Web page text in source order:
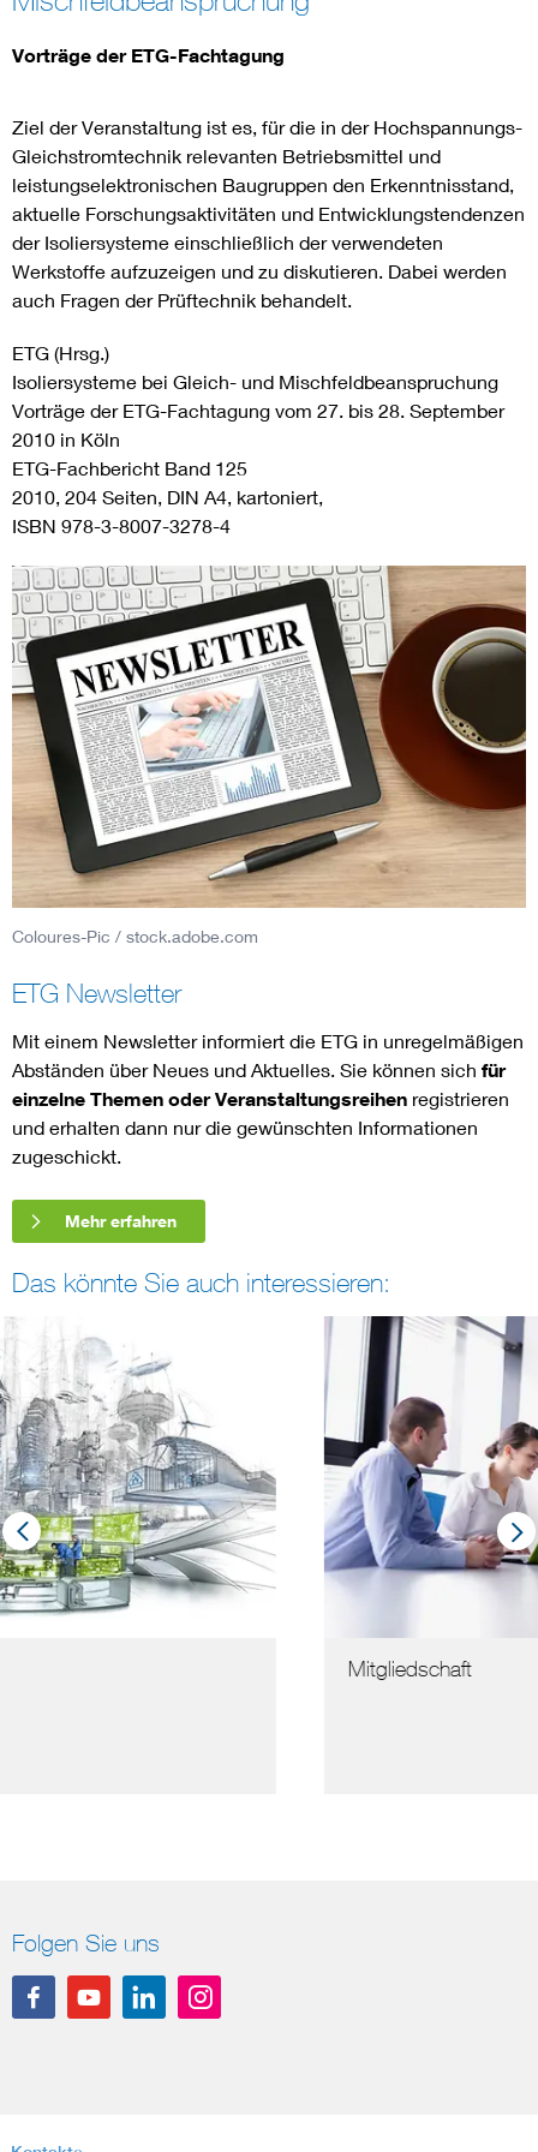
Energy storage
Renewable energies
Kompetenzzentrum Smart Grid
Vorträge der ETG-Fachtagung
Ziel der Veranstaltung ist es, für die in der Hochspannungs-
Gleichstromtechnik relevanten Betriebsmittel und
leistungselektronischen Baugruppen den Erkenntnisstand,
aktuelle Forschungsaktivitäten und Entwicklungstendenzen
der Isoliersysteme einschließlich der verwendeten
Werkstoffe aufzuzeigen und zu diskutieren. Dabei werden
auch Fragen der Prüftechnik behandelt.
ETG (Hrsg.)
Isoliersysteme bei Gleich- und Mischfeldbeanspruchung
Vorträge der ETG-Fachtagung vom 27. bis 28. September
2010 in Köln
ETG-Fachbericht Band 125
2010, 204 Seiten, DIN A4, kartoniert,
ISBN 978-3-8007-3278-4
Coloures-Pic / stock.adobe.com
ETG Newsletter
Mit einem Newsletter informiert die ETG in unregelmäßigen
Abständen über Neues und Aktuelles. Sie können sich für
einzelne Themen oder Veranstaltungsreihen registrieren
und erhalten dann nur die gewünschten Informationen
zugeschickt.
Mehr erfahren
Das könnte Sie auch interessieren:
Folgen Sie uns